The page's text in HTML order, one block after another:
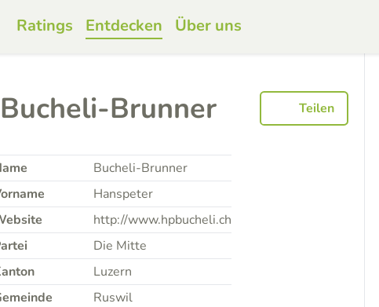
Ratings Entdecken Über uns
Brunner Teilen
Bucheli-Brunner
Hanspeter
http://www.hpbucheli.ch
Die Mitte
Luzern
Ruswil